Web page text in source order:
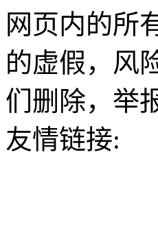
网页内的所
的虚假，风
们删除，举
友情链接: